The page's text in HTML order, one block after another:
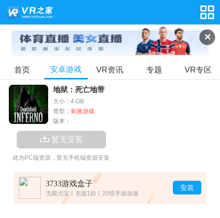
✕
首页 安卓游戏 VR资讯 专题 VR专区
地狱：死亡地带
大小：4 GB
类型： 刺激游戏
版本：
暂无安装
此为PC端资源，暂无手机端资源安装
3733游戏盒子
无限元宝丨充值1折丨20倍手游加速
安装